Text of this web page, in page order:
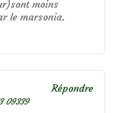
moins
le marsonia.
09339
Répondre